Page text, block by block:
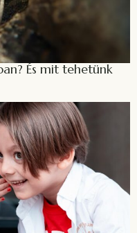
És mit tehetünk